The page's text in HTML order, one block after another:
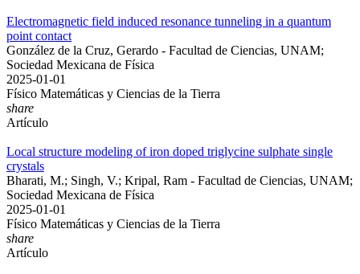
Electromagnetic field induced resonance tunneling in a quantum
point contact
González de la Cruz, Gerardo - Facultad de Ciencias, UNAM;
Sociedad Mexicana de Física
2025-01-01
Físico Matemáticas y Ciencias de la Tierra
share
Artículo
Local structure modeling of iron doped triglycine sulphate single
crystals
Bharati, M.; Singh, V.; Kripal, Ram - Facultad de Ciencias, UNAM;
Sociedad Mexicana de Física
2025-01-01
Físico Matemáticas y Ciencias de la Tierra
share
Artículo